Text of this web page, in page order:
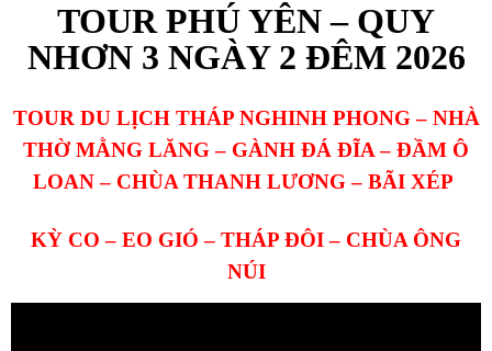
TOUR PHÚ YÊN – QUY
NHƠN 3 NGÀY 2 ĐÊM 2026
TOUR DU LỊCH THÁP NGHINH PHONG –NHÀ
THỜ MẰNG LĂNG – GÀNH ĐÁ ĐĨA – ĐẦM Ô
LOAN – CHÙA THANH LƯƠNG – BÃI XÉP
KỲ CO – EO GIÓ– THÁP ĐÔI– CHÙA ÔNG
NÚI